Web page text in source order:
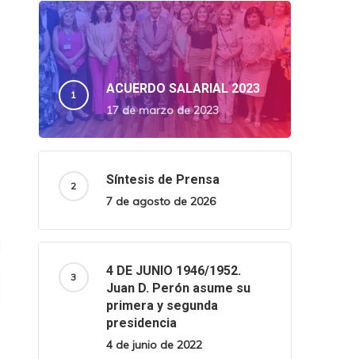
ACUERDO SALARIAL 2023
17 de marzo de 2023
Síntesis de Prensa
7 de agosto de 2026
4 DE JUNIO 1946/1952.
Juan D. Perón asume su
primera y segunda
presidencia
4 de junio de 2022